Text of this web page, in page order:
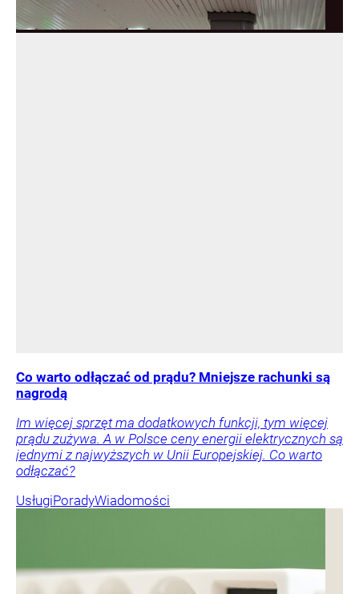
Co warto odłączać od prądu? Mniejsze rachunki są
nagrodą
Im więcej sprzęt ma dodatkowych funkcji, tym więcej
prądu zużywa. A w Polsce ceny energii elektrycznych są
jednymi z najwyższych w Unii Europejskiej. Co warto
odłączać?
UsługiPoradyWiadomości